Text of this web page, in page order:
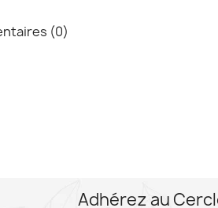
(0)
Adhérez au